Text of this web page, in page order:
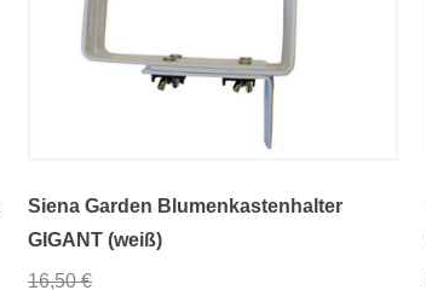
Siena Garden Blumenkastenhalter
GIGANT (weiß)
16,50 €